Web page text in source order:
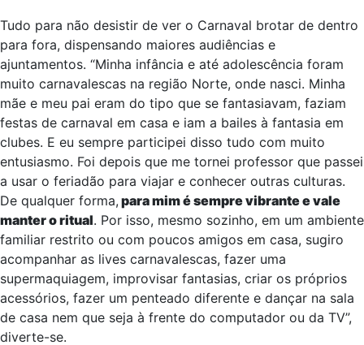
aula síncrona mominos.
Tudo para não desistir de ver o Carnaval brotar de dentro
para fora, dispensando maiores audiências e
ajuntamentos. “Minha infância e até adolescência foram
muito carnavalescas na região Norte, onde nasci. Minha
mãe e meu pai eram do tipo que se fantasiavam, faziam
festas de carnaval em casa e iam a bailes à fantasia em
clubes. E eu sempre participei disso tudo com muito
entusiasmo. Foi depois que me tornei professor que passei
a usar o feriadão para viajar e conhecer outras culturas.
De qualquer forma,para mim é sempre vibrante e vale
manter o ritual. Por isso, mesmo sozinho, em um ambiente
familiar restrito ou com poucos amigos em casa, sugiro
acompanhar as lives carnavalescas, fazer uma
supermaquiagem, improvisar fantasias, criar os próprios
acessórios, fazer um penteado diferente e dançar na sala